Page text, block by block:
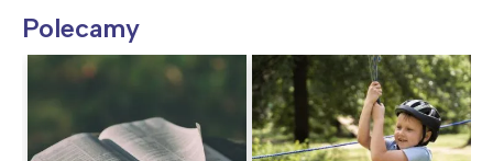
Polecamy